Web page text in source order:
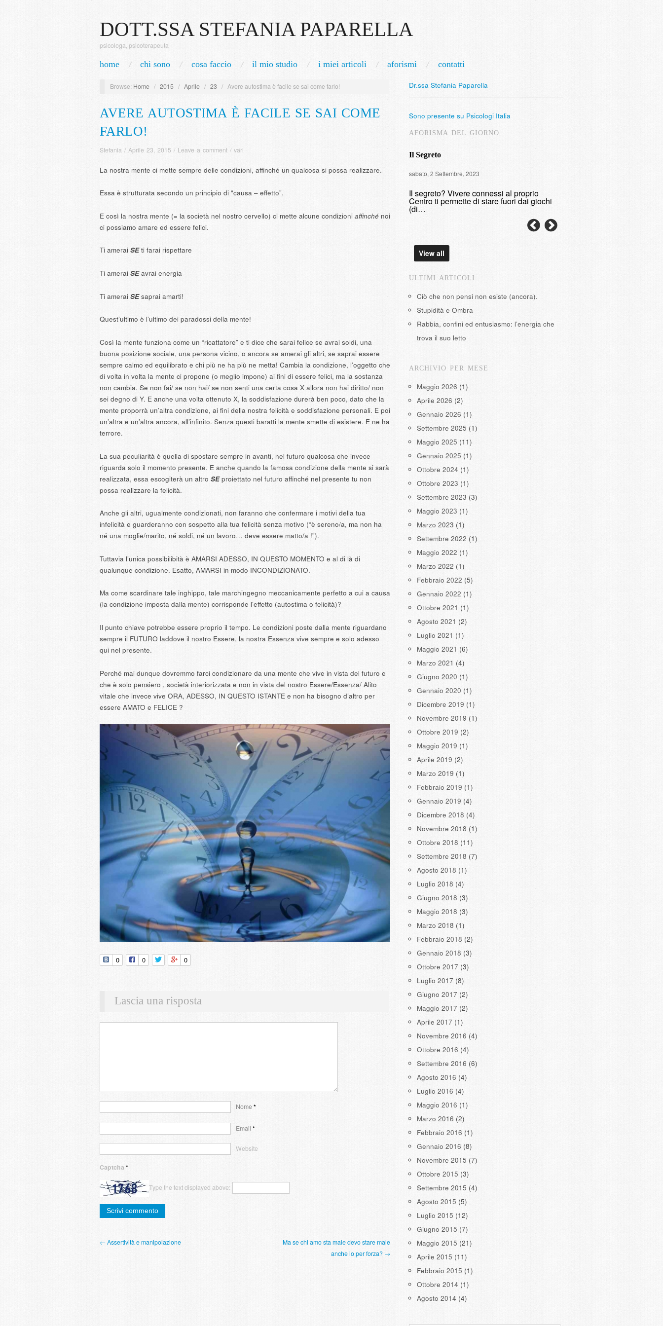
DOTT.SSA STEFANIA PAPARELLA
psicologa, psicoterapeuta
home chi sono cosa faccio il mio studio i miei articoli aforismi contatti
Browse: Home / 2015 / Aprile / 23 / Avere autostima è facile se sai come farlo!
AVERE AUTOSTIMA È FACILE SE SAI COME
FARLO!
Stefania / Aprile 23, 2015 / Leave a comment / vari
La nostra mente ci mette sempre delle condizioni, affinché un qualcosa si possa realizzare.
Essa è strutturata secondo un principio di “causa – effetto”.
E così la nostra mente (= la società nel nostro cervello) ci mette alcune condizioni affinché noi
ci possiamo amare ed essere felici.
Ti amerai SE ti farai rispettare
Ti amerai SEavrai energia
Ti amerai SEsaprai amarti!
Quest’ultimo è l’ultimo dei paradossi della mente!
Così la mente funziona come un “ricattatore” e ti dice che sarai felice se avrai soldi, una
buona posizione sociale, una persona vicino, o ancora se amerai gli altri, se saprai essere
sempre calmo ed equilibrato e chi più ne ha più ne metta! Cambia la condizione, l’oggetto che
di volta in volta la mente ci propone (o meglio impone) ai fini di essere felici, ma la sostanza
non cambia. Se non fai/ se non hai/ se non senti una certa cosa X allora non hai diritto/ non
sei degno di Y. E anche una volta ottenuto X, la soddisfazione durerà ben poco, dato che la
mente proporrà un’altra condizione, ai fini della nostra felicità e soddisfazione personali. E poi
un’altra e un’altra ancora, all’infinito. Senza questi baratti la mente smette di esistere. E ne ha
terrore.
La sua peculiarità è quella di spostare sempre in avanti, nel futuro qualcosa che invece
riguarda solo il momento presente. E anche quando la famosa condizione della mente si sarà
realizzata, essa escogiterà un altro SE proiettato nel futuro affinché nel presente tu non
possa realizzare la felicità.
Anche gli altri, ugualmente condizionati, non faranno che confermare i motivi della tua
infelicità e guarderanno con sospetto alla tua felicità senza motivo (“è sereno/a, ma non ha
né una moglie/marito, né soldi, né un lavoro… deve essere matto/a !”).
Tuttavia l’unica possibilibità è AMARSI ADESSO, IN QUESTO MOMENTO e al di là di
qualunque condizione. Esatto, AMARSI in modo INCONDIZIONATO.
Ma come scardinare tale inghippo, tale marchingegno meccanicamente perfetto a cui a causa
(la condizione imposta dalla mente) corrisponde l’effetto (autostima o felicità)?
Il punto chiave potrebbe essere proprio il tempo. Le condizioni poste dalla mente riguardano
sempre il FUTURO laddove il nostro Essere, la nostra Essenza vive sempre e solo adesso
qui nel presente.
Perché mai dunque dovremmo farci condizionare da una mente che vive in vista del futuro e
che è solo pensiero , società interiorizzata e non in vista del nostro Essere/Essenza/ Alito
vitale che invece vive ORA, ADESSO, IN QUESTO ISTANTE e non ha bisogno d’altro per
essere AMATO e FELICE ?
0 0 0
Lascia una risposta
Nome*
Email *
Website
Captcha *
Type the text displayed above:
← Assertività e manipolazione
Ma se chi amo sta male devo stare male
anche io per forza? →
Dr.ssa Stefania Paparella
Sono presente su Psicologi Italia
AFORISMA DEL GIORNO
Il Segreto
sabato, 2 Settembre, 2023
Il segreto? Vivere connessi al proprio
Centro ti permette di stare fuori dai giochi
(di…
View all
ULTIMI ARTICOLI
Ciò che non pensi non esiste (ancora).
Stupidità e Ombra
Rabbia, confini ed entusiasmo: l’energia che
trova il suo letto
ARCHIVIO PER MESE
Maggio 2026 (1)
Aprile 2026 (2)
Gennaio 2026 (1)
Settembre 2025 (1)
Maggio 2025 (11)
Gennaio 2025 (1)
Ottobre 2024 (1)
Ottobre 2023 (1)
Settembre 2023 (3)
Maggio 2023 (1)
Marzo 2023 (1)
Settembre 2022 (1)
Maggio 2022 (1)
Marzo 2022 (1)
Febbraio 2022 (5)
Gennaio 2022 (1)
Ottobre 2021 (1)
Agosto 2021 (2)
Luglio 2021 (1)
Maggio 2021 (6)
Marzo 2021 (4)
Giugno 2020 (1)
Gennaio 2020 (1)
Dicembre 2019 (1)
Novembre 2019 (1)
Ottobre 2019 (2)
Maggio 2019 (1)
Aprile 2019 (2)
Marzo 2019 (1)
Febbraio 2019 (1)
Gennaio 2019 (4)
Dicembre 2018 (4)
Novembre 2018 (1)
Ottobre 2018 (11)
Settembre 2018 (7)
Agosto 2018 (1)
Luglio 2018 (4)
Giugno 2018 (3)
Maggio 2018 (3)
Marzo 2018 (1)
Febbraio 2018 (2)
Gennaio 2018 (3)
Ottobre 2017 (3)
Luglio 2017 (8)
Giugno 2017 (2)
Maggio 2017 (2)
Aprile 2017 (1)
Novembre 2016 (4)
Ottobre 2016 (4)
Settembre 2016 (6)
Agosto 2016 (4)
Luglio 2016 (4)
Maggio 2016 (1)
Marzo 2016 (2)
Febbraio 2016 (1)
Gennaio 2016 (8)
Novembre 2015 (7)
Ottobre 2015 (3)
Settembre 2015 (4)
Agosto 2015 (5)
Luglio 2015 (12)
Giugno 2015 (7)
Maggio 2015 (21)
Aprile 2015 (11)
Febbraio 2015 (1)
Ottobre 2014 (1)
Agosto 2014 (4)